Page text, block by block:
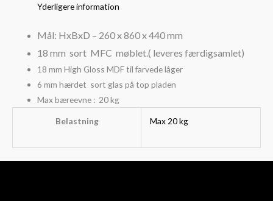
Yderligere information
Mål: HxBxD – 260 x 860 x 440 mm
18 mm sort MFC møblet.( leveres færdigsamlet)
18 mm High Gloss MDF til farvede låger
6 mm hærdet sort glas på top pladen
Max bæreevne : 20 kg
Belastning Max 20 kg